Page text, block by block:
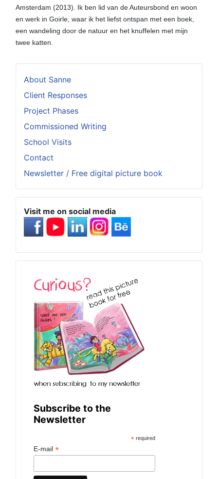
About Sanne
Client Responses
Project Phases
Commissioned Writing
School Visits
Contact
Newsletter / Free digital picture book
Visit me on social media
Subscribe to the
Newsletter
*required
E-mail *
Amsterdam (2013). Ik ben lid van de Auteursbond en woon
en werk in Goirle, waar ik het liefst ontspan met een boek,
een wandeling door de natuur en het knuffelen met mijn
twee katten.